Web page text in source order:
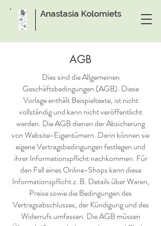
Anastasia Kolomiets
AGB
Dies sind die Allgemeinen
Geschäftsbedingungen (AGB). Diese
Vorlage enthält Beispieltexte, ist nicht
vollständig und kann nicht veröffentlicht
werden. Die AGB dienen der Absicherung
von Website-Eigentümern. Darin können sie
eigene Vertragsbedingungen festlegen und
ihrer Informationspflicht nachkommen. Für
den Fall eines Online-Shops kann diese
Informationspflicht z. B. Details über Waren,
Preise sowie die Bedingungen des
Vertragsabschlusses, der Kündigung und des
Widerrufs umfassen. Die AGB müssen